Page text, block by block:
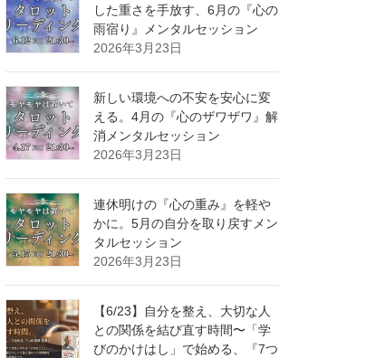
した重さを手放す、6月の『心の
雨宿り』メンタルセッション
2026年3月23日
新しい環境への不安を安心に変
える。4月の『心のザワザワ』解
消メンタルセッション
2026年3月23日
連休明けの『心の重み』を軽や
かに。5月の自分を取り戻すメン
タルセッション
2026年3月23日
【6/23】自分を整え、大切な人
との関係を結び直す時間〜「学
びのかけはし」で始める、『7つ